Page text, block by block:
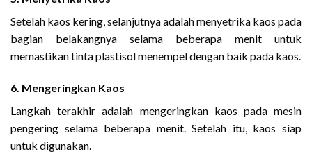
Setelah kaos kering, selanjutnya adalah menyetrika kaos pada
bagian belakangnya selama beberapa menit untuk
memastikan tinta plastisol menempel dengan baik pada kaos.
6. Mengeringkan Kaos
Langkah terakhir adalah mengeringkan kaos pada mesin
pengering selama beberapa menit. Setelah itu, kaos siap
untuk digunakan.